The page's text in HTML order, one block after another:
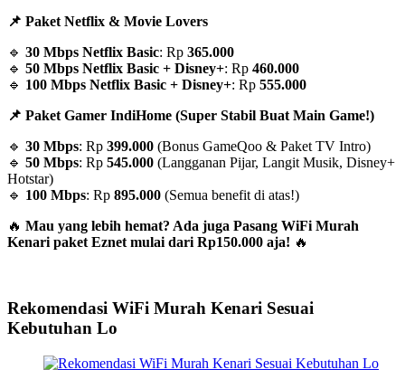
📌 Paket Netflix & Movie Lovers
🔹 30 Mbps Netflix Basic: Rp 365.000
🔹 50 Mbps Netflix Basic + Disney+: Rp 460.000
🔹 100 Mbps Netflix Basic + Disney+: Rp 555.000
📌 Paket Gamer IndiHome (Super Stabil Buat Main Game!)
🔹 30 Mbps: Rp 399.000 (Bonus GameQoo & Paket TV Intro)
🔹 50 Mbps: Rp 545.000 (Langganan Pijar, Langit Musik, Disney+
Hotstar)
🔹 100 Mbps: Rp 895.000 (Semua benefit di atas!)
🔥 Mau yang lebih hemat? Ada juga Pasang WiFi Murah
Kenari paket Eznet mulai dari Rp150.000 aja! 🔥
Rekomendasi WiFi Murah Kenari Sesuai
Kebutuhan Lo